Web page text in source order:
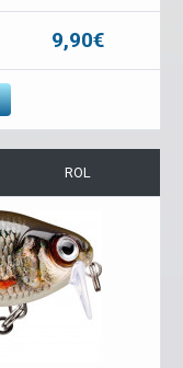
9,90€
ROL